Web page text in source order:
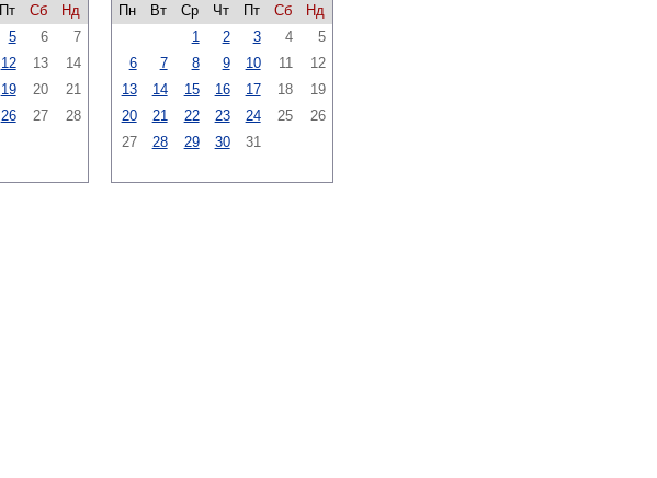
Пт Сб
Нд
5 6
7
12 13
14
19 20
21
26 27
28
Пн
Вт Ср Чт Пт Сб
Нд
1
2 3 4
5
6
7 8 9 10 11
12
13
14 15 16 17 18
19
20
21 22 23 24 25
26
27
28 29 30 31